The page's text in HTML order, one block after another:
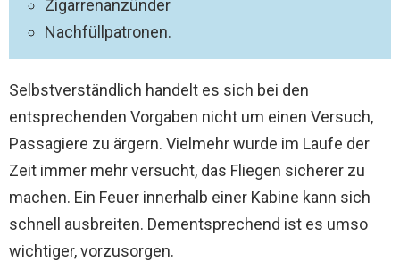
Zigarrenanzünder
Nachfüllpatronen.
Selbstverständlich handelt es sich bei den
entsprechenden Vorgaben nicht um einen Versuch,
Passagiere zu ärgern. Vielmehr wurde im Laufe der
Zeit immer mehr versucht, das Fliegen sicherer zu
machen. Ein Feuer innerhalb einer Kabine kann sich
schnell ausbreiten. Dementsprechend ist es umso
wichtiger, vorzusorgen.